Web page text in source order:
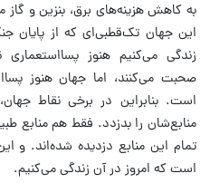
به کاهش هزینه‌های برق، بنزین و
این جهان تک‌قطبی‌ای که از پایان
زندگی می‌کنیم هنوز
صحبت می‌کنند، اما جهان هنوز
است. بنابراین در برخی نقاط
منابع‌شان را بدزدد. فقط هم منابع
تمام این منابع دزدیده شده‌اند. و
است که امروز در آن زندگی می‌کنیم.